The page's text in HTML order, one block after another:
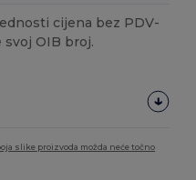
cijena bez PDV-
svoj OIB broj.
slike proizvoda možda neće točno